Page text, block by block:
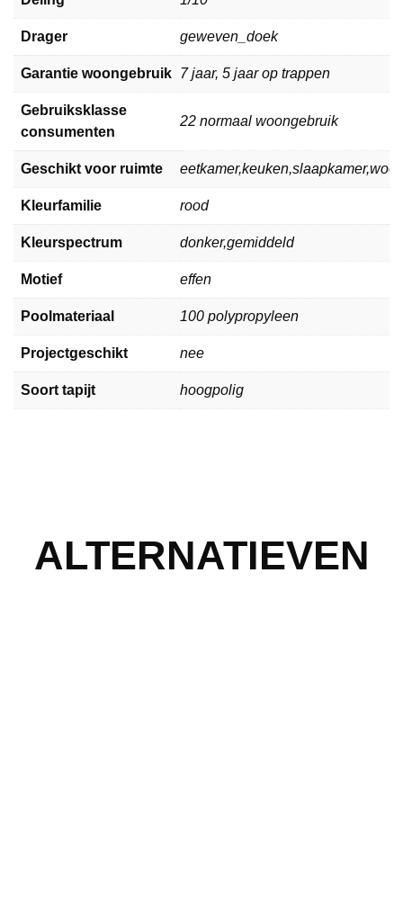
Drager geweven_doek
Garantie woongebruik 7 jaar, 5 jaar op trappen
Gebruiksklasse
consumenten
22 normaal woongebruik
Geschikt voor ruimte
Kleurfamilie rood
Kleurspectrum donker,gemiddeld
Motief effen
Poolmateriaal 100 polypropyleen
Projectgeschikt nee
Soort tapijt hoogpolig
ALTERNATIEVEN